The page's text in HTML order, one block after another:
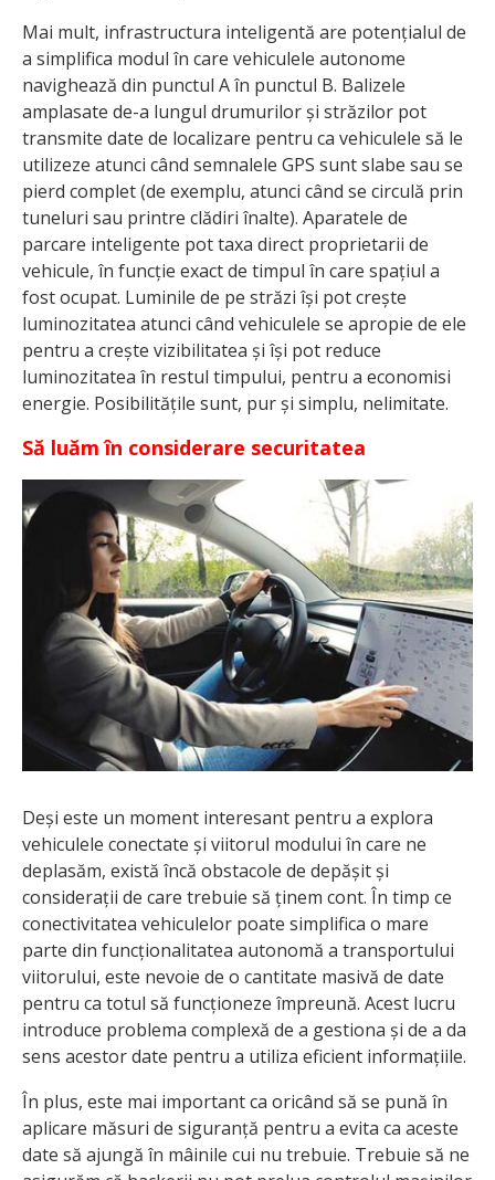
Mai mult, infrastructura inteligentă are potențialul de
a simplifica modul în care vehiculele autonome
navighează din punctul A în punctul B. Balizele
amplasate de-a lungul drumurilor și străzilor pot
transmite date de localizare pentru ca vehiculele să le
utilizeze atunci când semnalele GPS sunt slabe sau se
pierd complet (de exemplu, atunci când se circulă prin
tuneluri sau printre clădiri înalte). Aparatele de
parcare inteligente pot taxa direct proprietarii de
vehicule, în funcție exact de timpul în care spațiul a
fost ocupat. Luminile de pe străzi își pot crește
luminozitatea atunci când vehiculele se apropie de ele
pentru a crește vizibilitatea și își pot reduce
luminozitatea în restul timpului, pentru a economisi
energie. Posibilitățile sunt, pur și simplu, nelimitate.
Să luăm în considerare securitatea
Deși este un moment interesant pentru a explora
vehiculele conectate și viitorul modului în care ne
deplasăm, există încă obstacole de depășit și
considerații de care trebuie să ținem cont. În timp ce
conectivitatea vehiculelor poate simplifica o mare
parte din funcționalitatea autonomă a transportului
viitorului, este nevoie de o cantitate masivă de date
pentru ca totul să funcționeze împreună. Acest lucru
introduce problema complexă de a gestiona și de a da
sens acestor date pentru a utiliza eficient informațiile.
În plus, este mai important ca oricând să se pună în
aplicare măsuri de siguranță pentru a evita ca aceste
date să ajungă în mâinile cui nu trebuie. Trebuie să ne